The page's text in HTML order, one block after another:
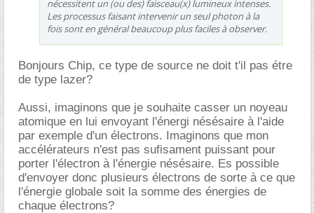
nécessitent un (ou des) faisceau(x) lumineux intenses.
Les processus faisant intervenir un seul photon à la
fois sont en général beaucoup plus faciles à observer.
Bonjours Chip, ce type de source ne doit t'il pas étre
de type lazer?
Aussi, imaginons que je souhaite casser un noyeau
atomique en lui envoyant l'énergi nésésaire à l'aide
par exemple d'un électrons. Imaginons que mon
accélérateurs n'est pas sufisament puissant pour
porter l'électron à l'énergie nésésaire. Es possible
d'envoyer donc plusieurs électrons de sorte à ce que
l'énergie globale soit la somme des énergies de
chaque électrons?